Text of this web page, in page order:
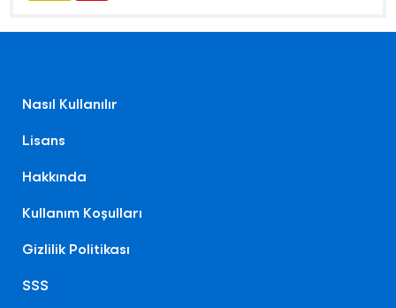
Nasıl Kullanılır
Lisans
Hakkında
Kullanım Koşulları
Gizlilik Politikası
SSS